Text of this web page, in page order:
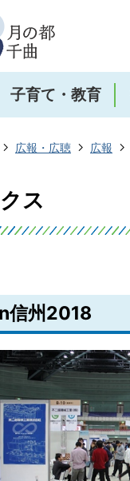
子育て・教育
広報・広聴 広報
ス
信州2018